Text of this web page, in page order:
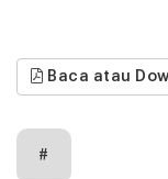
Baca atau
#